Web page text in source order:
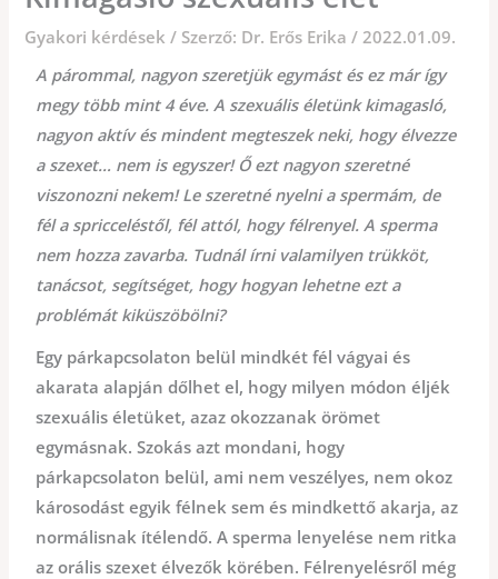
Gyakori kérdések / Szerző: Dr. Erős Erika/ 2022.01.09.
A párommal, nagyon szeretjük egymást és ez már így
megy több mint 4 éve. A szexuális életünk kimagasló,
nagyon aktív és mindent megteszek neki, hogy élvezze
a szexet… nem is egyszer! Ő ezt nagyon szeretné
viszonozni nekem! Le szeretné nyelni a spermám, de
fél a spricceléstől, fél attól, hogy félrenyel. A sperma
nem hozza zavarba. Tudnál írni valamilyen trükköt,
tanácsot, segítséget, hogy hogyan lehetne ezt a
problémát kiküszöbölni?
Egy párkapcsolaton belül mindkét fél vágyai és
akarata alapján dőlhet el, hogy milyen módon éljék
szexuális életüket, azaz okozzanak örömet
egymásnak. Szokás azt mondani, hogy
párkapcsolaton belül, ami nem veszélyes, nem okoz
károsodást egyik félnek sem és mindkettő akarja, az
normálisnak ítélendő. A sperma lenyelése nem ritka
az orális szexet élvezők körében. Félrenyelésről még